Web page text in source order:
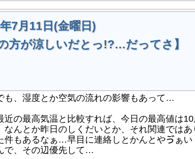
7月11日(金曜日)
の方が涼しいだとっ!?…だってさ】
、湿度とか空気の流れの影響もあって…
の最高気温と比較すれば、今日の最高値は
んとか昨日のしくだいとか、それ関連では
件もあるなぁ…早目に連絡しとかんとやゔぁい
、その辺優先して…